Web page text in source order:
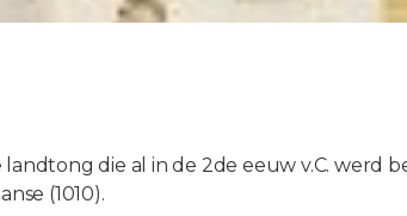
die al in de 2de eeuw v.C.
(1010).